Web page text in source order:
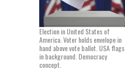
Election in United States of
America. Voter holds envelope in
hand above vote ballot. USA flags
in background. Democracy
concept.